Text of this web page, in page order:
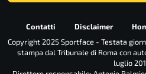
Contatti Disclaimer
Copyright 2025 Sportface - Testata
stampa dal Tribunale di Roma con
luglio